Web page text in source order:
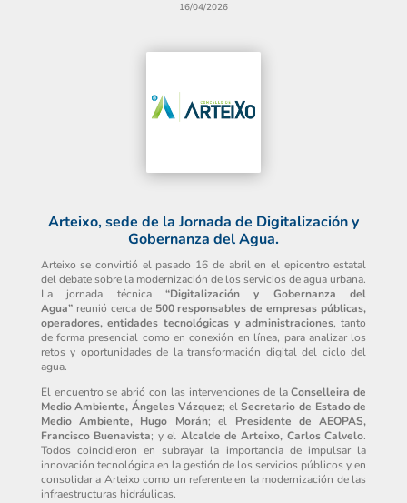
16/04/2026
Arteixo, sede de la Jornada de Digitalización y
Gobernanza del Agua.
Arteixo se convirtió el pasado 16 de abril en el epicentro estatal
del debate sobre la modernización de los servicios de agua urbana.
La jornada técnica “Digitalización y Gobernanza del
Agua”reunió cerca de 500 responsables de empresas públicas,
operadores, entidades tecnológicas y administraciones, tanto
de forma presencial como en conexión en línea, para analizar los
retos y oportunidades de la transformación digital del ciclo del
agua.
El encuentro se abrió con las intervenciones de laConselleira de
Medio Ambiente, Ángeles Vázquez; elSecretario de Estado de
Medio Ambiente, Hugo Morán; el Presidente de AEOPAS,
Francisco Buenavista; y el Alcalde de Arteixo, Carlos Calvelo.
Todos coincidieron en subrayar la importancia de impulsar la
innovación tecnológica en la gestión de los servicios públicos y en
consolidar a Arteixo como un referente en la modernización de las
infraestructuras hidráulicas.